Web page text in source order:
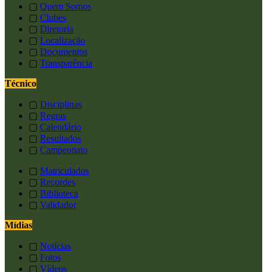
▢ Quem Somos
▢ Clubes
▢ Diretoria
▢ Localização
▢ Documentos
▢ Transparência
Técnico
▢ Disciplinas
▢ Regras
▢ Calendário
▢ Resultados
▢ Campeonato
▢ Matriculados
▢ Recordes
▢ Biblioteca
▢ Validador
Mídias
▢ Notícias
▢ Fotos
▢ Vídeos